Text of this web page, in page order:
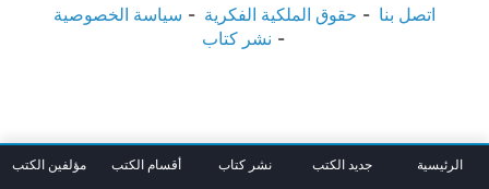
اتصل بنا حقوق الملكية الفكرية
سياسة الخصوصية
نشر كتاب
الرئيسية جديد الكتب نشر كتاب أقسام الكتب مؤلفين الكتب